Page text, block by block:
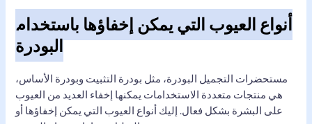
أنواع العيوب التي يمكن إخفاؤها باستخدام
البودرة
مستحضرات التجميل البودرة، مثل بودرة التثبيت وبودرة الأساس،
هي منتجات متعددة الاستخدامات يمكنها إخفاء العديد من العيوب
على البشرة بشكل فعال. إليك أنواع العيوب التي يمكن إخفاؤها أو